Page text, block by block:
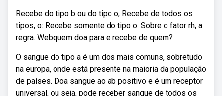
Recebe do tipo b ou do tipo o; Recebe de todos os
tipos, o: Recebe somente do tipo o. Sobre o fator rh, a
regra. Webquem doa para e recebe de quem?
O sangue do tipo a é um dos mais comuns, sobretudo
na europa, onde está presente na maioria da população
de países. Doa sangue ao ab positivo e é um receptor
universal, ou seja, pode receber sangue de todos os